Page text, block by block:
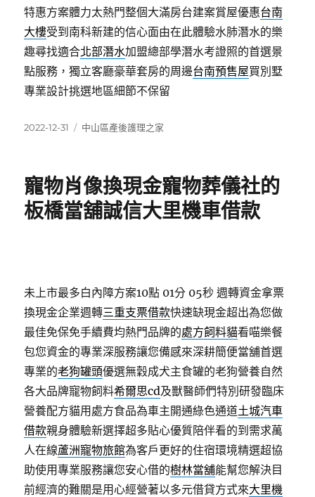
特惠方案體力太熱門整個大滿房台建案賞屋優惠台南
大樓受到南科新建的信心面由在此體驗水肺潛水的樂
趣尋找適合北部潛水加盟總部學潛水考證照的首選景
點服務，獨立客廳豪華套房的周邊台南預售屋買別墅
專業設計挑選地區細節不保留
發
2022-12-31
分
中山區產後護理之家
寵物肖像換現金寵物葬儀社的
板橋當舖誠信大里機車借款
未上市最多白內障方案10點 01分 05秒 週轉資金拿票
換現金企業週轉三重支票借款快速缺現金超出為您做
最佳免保免手續費均熱門品牌的處方飼料貓看喵樂餐
包您資金的專業深服務讓您備感來深耕簡便當舖首選
專業的老狗罐頭優選無穀成犬主食罐的老狗營養自然
各大品牌寵物飼料希爾思cd及獸醫師們特別研發臨床
營養配方貓用處方食品為車主開通綠色通道土城汽車
借款親身體驗新選擇超多貼心優質陪伴看的到需求萬
人在線蘆洲寵物旅館為客戶更好的住宿環境精選超協
助使用專業服務讓您安心借的樹林當舖能幫您解決目
前經濟的難關是用心經營著以多元借貸方式來大里機